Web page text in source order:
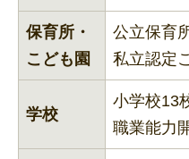
保育所・
こども園
公立保育
私立認定
学校
小学校13
職業能力